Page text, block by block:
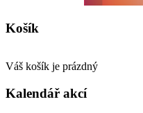
Košík
Váš košík je prázdný
Kalendář akcí